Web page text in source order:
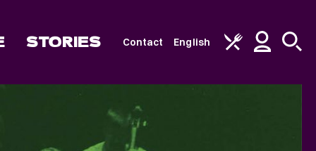
STORIES Contact English